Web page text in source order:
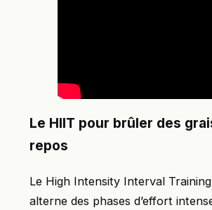
Le HIIT pour brûler des
repos
Le High Intensity Interval
alterne des phases d’effort